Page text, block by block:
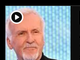
player2